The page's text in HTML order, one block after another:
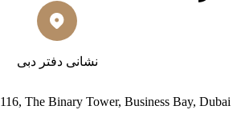
نشانی دفتر دبی
116, The Binary Tower, Business Bay, Dubai